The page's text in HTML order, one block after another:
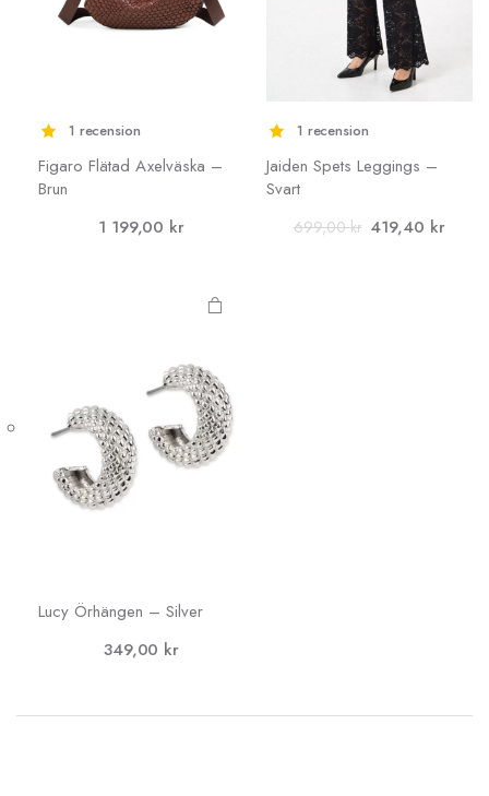
1 recension
Figaro Flätad Axelväska –
Brun
1 199,00 kr
1 recension
Jaiden Spets Leggings –
Svart
699,00kr Det
419,40 krDet
Lucy Örhängen – Silver
349,00 kr